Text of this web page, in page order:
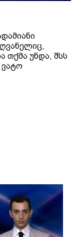
თქმა უნდა, შსს
ვატო